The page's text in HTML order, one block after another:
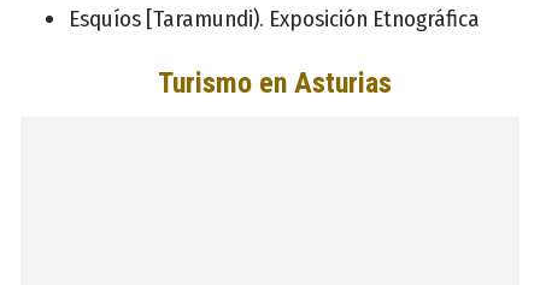
Esquíos [Taramundi). Exposición Etnográfica